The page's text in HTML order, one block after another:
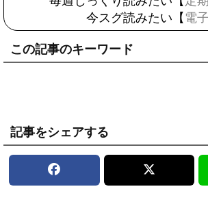
今スグ読みたい【 電
この記事のキーワード
記事をシェアする